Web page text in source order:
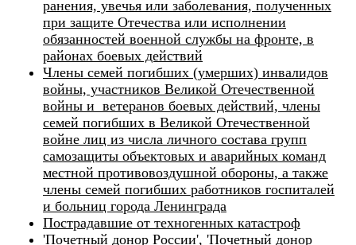
ранения, увечья или заболевания, полученных
при защите Отечества или исполнении
обязанностей военной службы на фронте, в
районах боевых действий
Члены семей погибших (умерших) инвалидов
войны, участников Великой Отечественной
войны и ветеранов боевых действий, члены
семей погибших в Великой Отечественной
войне лиц из числа личного состава групп
самозащиты объектовых и аварийных команд
местной противовоздушной обороны, а также
члены семей погибших работников госпиталей
и больниц города Ленинграда
Пострадавшие от техногенных катастроф
'Почетный донор России', 'Почетный донор